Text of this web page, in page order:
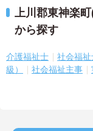
上川郡東神楽
から探す
介護福祉士 社会福祉
級）
社会福祉主事